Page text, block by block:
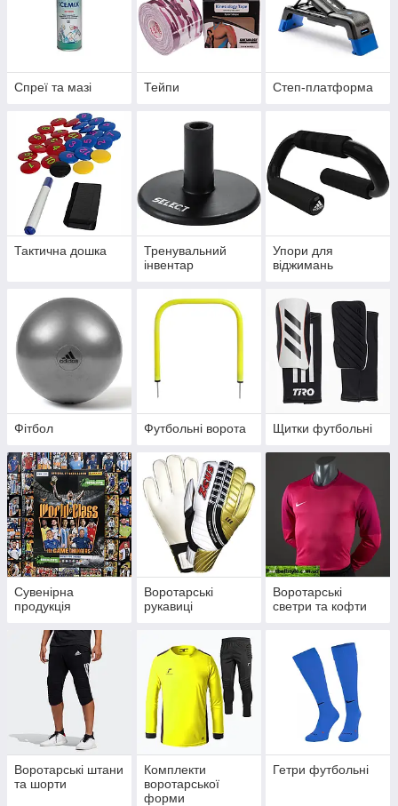
Спреї та мазі Тейпи Степ-платформа
Тактична дошка
Тренувальний
інвентар
Упори для
віджимань
Фітбол Футбольні ворота Щитки футбольні
Сувенірна
продукція
Воротарські
рукавиці
Воротарські
светри та кофти
Воротарські штани
та шорти
Комплекти
воротарської
форми
Гетри футбольні